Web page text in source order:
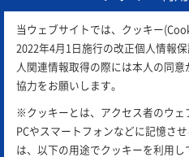
当ウェブサイトでは、クッキー
2022年4月1日施行の改正個人情報
人関連情報取得の際には本人の同
協力をお願いします。
※クッキーとは、アクセス者のウェ
PCやスマートフォンなどに記憶さ
は、以下の用途でクッキーを利用し